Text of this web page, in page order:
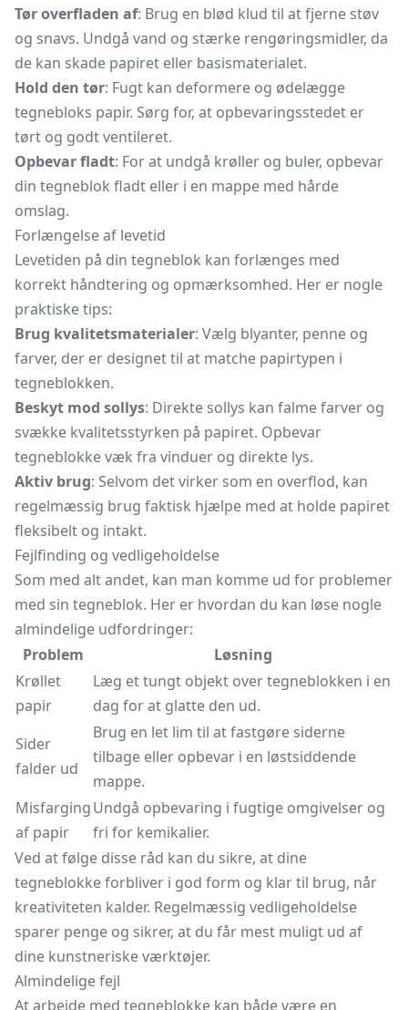
Tør overfladen af: Brug en blød klud til at fjerne støv
og snavs. Undgå vand og stærke rengøringsmidler, da
de kan skade papiret eller basismaterialet.
Hold den tør: Fugt kan deformere og ødelægge
tegnebloks papir. Sørg for, at opbevaringsstedet er
tørt og godt ventileret.
Opbevar fladt: For at undgå krøller og buler, opbevar
din tegneblok fladt eller i en mappe med hårde
omslag.
Forlængelse af levetid
Levetiden på din tegneblok kan forlænges med
korrekt håndtering og opmærksomhed. Her er nogle
praktiske tips:
Brug kvalitetsmaterialer: Vælg blyanter, penne og
farver, der er designet til at matche papirtypen i
tegneblokken.
Beskyt mod sollys: Direkte sollys kan falme farver og
svække kvalitetsstyrken på papiret. Opbevar
tegneblokke væk fra vinduer og direkte lys.
Aktiv brug: Selvom det virker som en overflod, kan
regelmæssig brug faktisk hjælpe med at holde papiret
fleksibelt og intakt.
Fejlfinding og vedligeholdelse
Som med alt andet, kan man komme ud for problemer
med sin tegneblok. Her er hvordan du kan løse nogle
almindelige udfordringer:
Problem
Løsning
Krøllet
papir
Læg et tungt objekt over tegneblokken i en
dag for at glatte den ud.
Sider
falder ud
Brug en let lim til at fastgøre siderne
tilbage eller opbevar i en løstsiddende
mappe.
Misfarging
af papir
Undgå opbevaring i fugtige omgivelser og
fri for kemikalier.
Ved at følge disse råd kan du sikre, at dine
tegneblokke forbliver i god form og klar til brug, når
kreativiteten kalder. Regelmæssig vedligeholdelse
sparer penge og sikrer, at du får mest muligt ud af
dine kunstneriske værktøjer.
Almindelige fejl
At arbejde med tegneblokke kan både være en